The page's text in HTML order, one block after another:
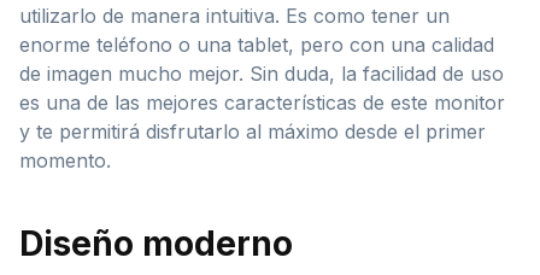
utilizarlo de manera intuitiva. Es como tener un
enorme teléfono o una tablet, pero con una calidad
de imagen mucho mejor. Sin duda, la facilidad de uso
es una de las mejores características de este monitor
y te permitirá disfrutarlo al máximo desde el primer
momento.
Diseño moderno